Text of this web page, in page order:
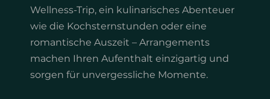
Wellness-Trip, ein kulinarisches Abenteuer
wie die Kochsternstunden oder eine
romantische Auszeit – Arrangements
machen Ihren Aufenthalt einzigartig und
sorgen für unvergessliche Momente.